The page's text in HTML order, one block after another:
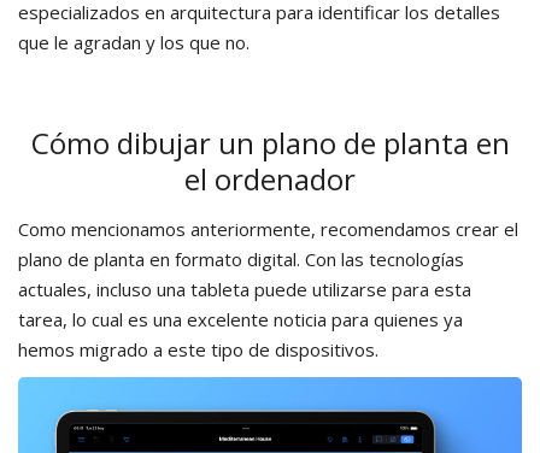
especializados en arquitectura para identificar los detalles
que le agradan y los que no.
Cómo dibujar un plano de planta en
el ordenador
Como mencionamos anteriormente, recomendamos crear el
plano de planta en formato digital. Con las tecnologías
actuales, incluso una tableta puede utilizarse para esta
tarea, lo cual es una excelente noticia para quienes ya
hemos migrado a este tipo de dispositivos.